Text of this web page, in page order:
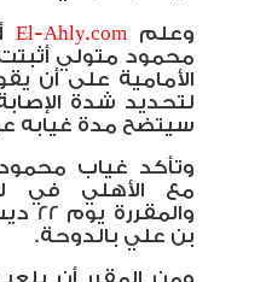
وعلم El-Ahly.com
محمود متولي
الأمامية على أن
لتحديد شدة
سيتضح مدة غيابه
وتأكد غياب
مع الأهلي في
بن علي بالدوحة.